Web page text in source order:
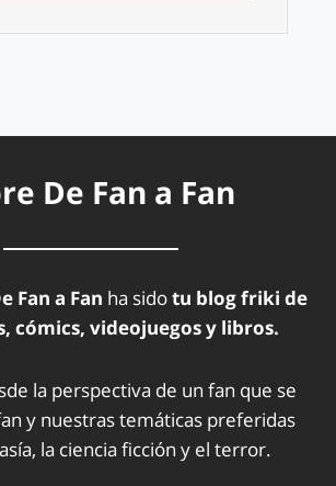
De Fan a Fan
Fan a Fan ha sidotu blog friki de
cómics, videojuegos y libros.
la perspectiva de un fan que se
y nuestras temáticas preferidas
la ciencia ficción y el terror.